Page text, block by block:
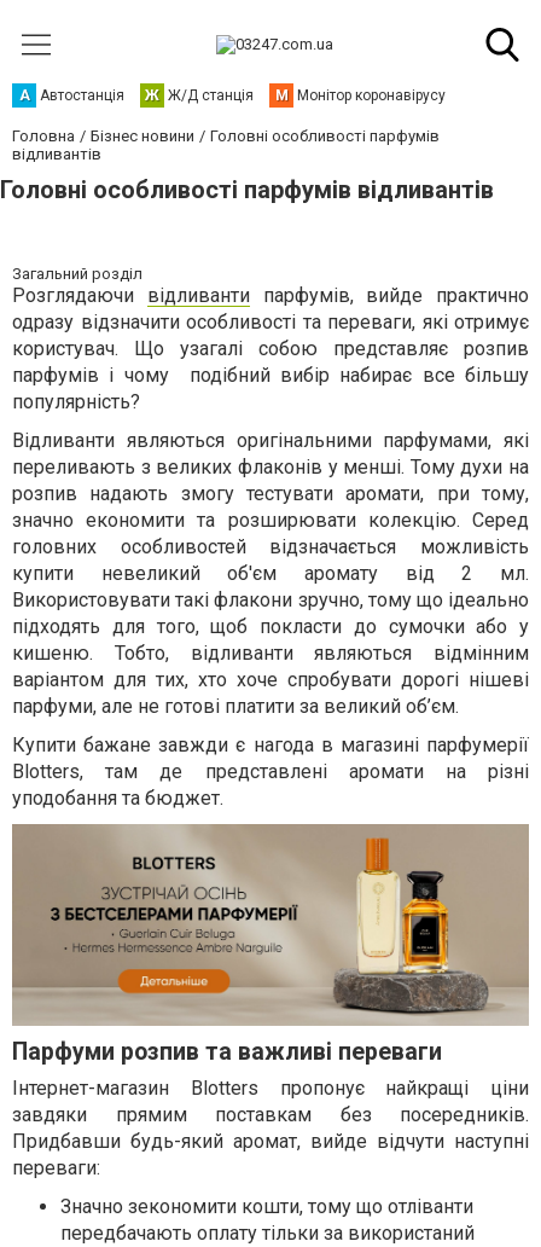
А Автостанція Ж Ж/Д станція М Монітор коронавірусу
Головна Бізнес новини
Головні особливості парфумів
відливантів
Головні особливості парфумів відливантів
Загальний розділ
Розглядаючи відливантипарфумів, вийде практично
одразу відзначити особливості та переваги, які отримує
користувач. Що узагалі собою представляє розпив
парфумів і чому подібний вибір набирає все більшу
популярність?
Відливанти являються оригінальними парфумами, які
переливають з великих флаконів у менші. Тому духи на
розпив надають змогу тестувати аромати, при тому,
значно економити та розширювати колекцію. Серед
головних особливостей відзначається можливість
купити невеликий об'єм аромату від 2 мл.
Використовувати такі флакони зручно, тому що ідеально
підходять для того, щоб покласти до сумочки або у
кишеню. Тобто, відливанти являються відмінним
варіантом для тих, хто хоче спробувати дорогі нішеві
парфуми, але не готові платити за великий об’єм.
Купити бажане завжди є нагода в магазині парфумерії
Blotters, там де представлені аромати на різні
уподобання та бюджет.
Парфуми розпив та важливі переваги
Інтернет-магазин Blotters пропонує найкращі ціни
завдяки прямим поставкам без посередників.
Придбавши будь-який аромат, вийде відчути наступні
переваги:
Значно зекономити кошти, тому що отліванти
передбачають оплату тільки за використаний